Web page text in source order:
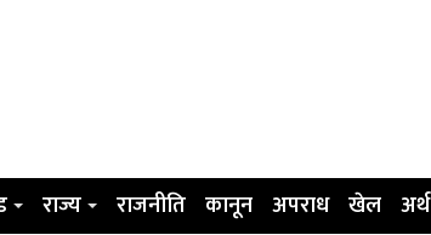
राज्य राजनीति कानून अपराध खेल अर्थ